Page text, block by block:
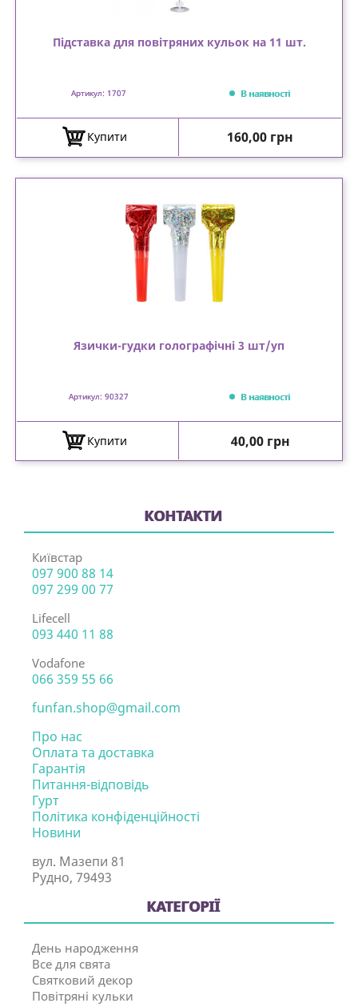
Підставка для повітряних кульок на 11 шт.
Артикул: 1707 В наявності
Купити Ціна
160,00 грн
Язички-гудки голографічні 3 шт/уп
Артикул: 90327 В наявності
Купити Ціна
40,00 грн
КОНТАКТИ
Київстар
097 900 88 14
097 299 00 77
Lifecell
093 440 11 88
Vodafone
066 359 55 66
funfan.shop@gmail.com
Про нас
Оплата та доставка
Гарантія
Питання-відповідь
Гурт
Політика конфіденційності
Новини
вул. Мазепи 81
Рудно, 79493
КАТЕГОРІЇ
День народження
Все для свята
Святковий декор
Повітряні кульки